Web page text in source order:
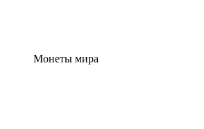
Монеты мира